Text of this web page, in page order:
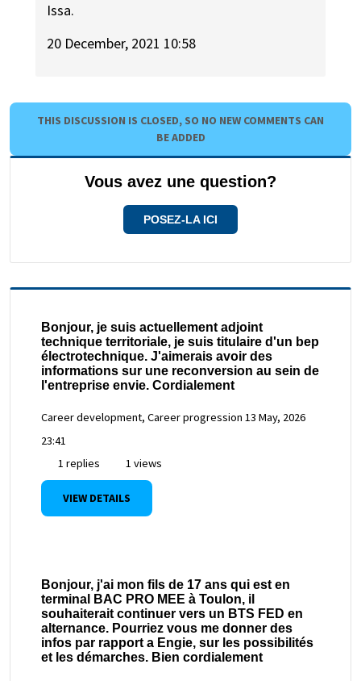
Issa.
20 December, 2021 10:58
THIS DISCUSSION IS CLOSED, SO NO NEW COMMENTS CAN
BE ADDED
Vous avez une question?
POSEZ-LA ICI
Bonjour, je suis actuellement adjoint
technique territoriale, je suis titulaire d'un bep
électrotechnique. J'aimerais avoir des
informations sur une reconversion au sein de
l'entreprise envie. Cordialement
Career development, Career progression 13 May, 2026
23:41
1 replies
1 views
VIEW DETAILS
Bonjour, j'ai mon fils de 17 ans qui est en
terminal BAC PRO MEE à Toulon, il
souhaiterait continuer vers un BTS FED en
alternance. Pourriez vous me donner des
infos par rapport a Engie, sur les possibilités
et les démarches. Bien cordialement